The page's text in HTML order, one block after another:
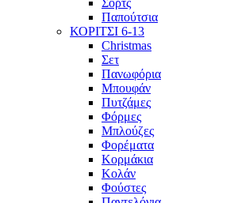
Σορτς
Παπούτσια
ΚΟΡΙΤΣΙ 6-13
Christmas
Σετ
Πανωφόρια
Μπουφάν
Πυτζάμες
Φόρμες
Μπλούζες
Φορέματα
Κορμάκια
Κολάν
Φούστες